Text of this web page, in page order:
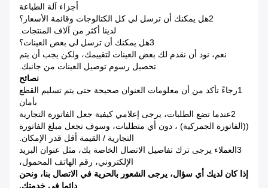
أجزاء آلة الطباعة
2هل يمكنك أن ترسل لي كل الكتالوجات وقائمة الأسعار؟
لدينا أكثر من آلاف المنتجات.
3هل يمكنك أن ترسل لي بعض العينات؟
نعم، نود أن نقدم لك بعض العينات لتقييمك، ولكن يجب أن يتم
تحصيل رسوم توصيل العينات من جانبك.
نصائح
1رجاءً تأكد من أن معلومات العنوان صحيحة حتى يتم تسليم القطع
بأمان
2عندما تضع الطلبات، يرجى إعلامي كيفية جعل الفاتورة التجارية
((الفاتورة الجمركية) ، دون أي متطلبات، وسوف تجعل مبلغ الفاتورة
التجارية / القيمة أقل قدر الإمكان.
3العملاء يرجى ترك تفاصيل الاتصال الخاصة بك، مثل عنوان البريد
الإلكتروني، رقم الهاتف المحمول،
إذا كان لديك أي سؤال، يرجى الشعور بالحرية في الاتصال بنا، ونحن
دائما في خدمتك.